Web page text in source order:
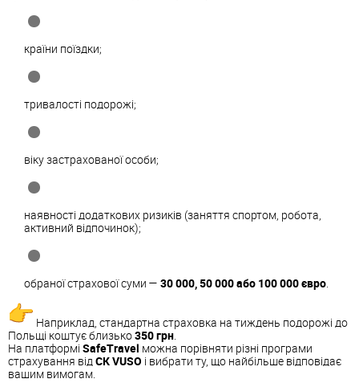
країни поїздки;
тривалості подорожі;
віку застрахованої особи;
наявності додаткових ризиків (заняття спортом, робота,
активний відпочинок);
обраної страхової суми — 30 000, 50 000 або 100 000 євро.
Наприклад, стандартна страховка на тиждень подорожі до
Польщі коштує близько350 грн.
На платформі SafeTravel можна порівняти різні програми
страхування відСК VUSO і вибрати ту, що найбільше відповідає
вашим вимогам.